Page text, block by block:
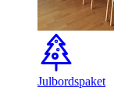
Julbordspaket